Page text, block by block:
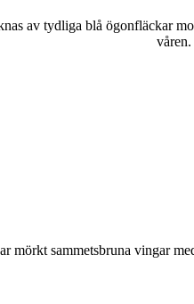
av tydliga blå ögonfläckar
våren.
mörkt sammetsbruna vingar